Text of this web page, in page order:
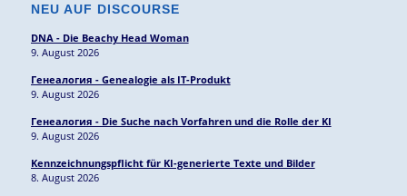
NEU AUF DISCOURSE
DNA - Die Beachy Head Woman
9. August 2026
Генеалогия - Genealogie als IT-Produkt
9. August 2026
Генеалогия - Die Suche nach Vorfahren und die Rolle der KI
9. August 2026
Kennzeichnungspflicht für KI-generierte Texte und Bilder
8. August 2026